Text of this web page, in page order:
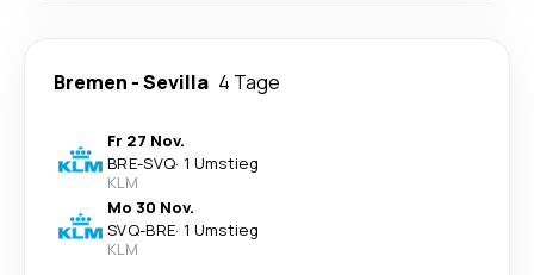
Bremen -Sevilla 4 Tage
Fr 27 Nov.
BRE-SVQ· 1 Umstieg
KLM
Mo 30 Nov.
SVQ-BRE· 1 Umstieg
KLM